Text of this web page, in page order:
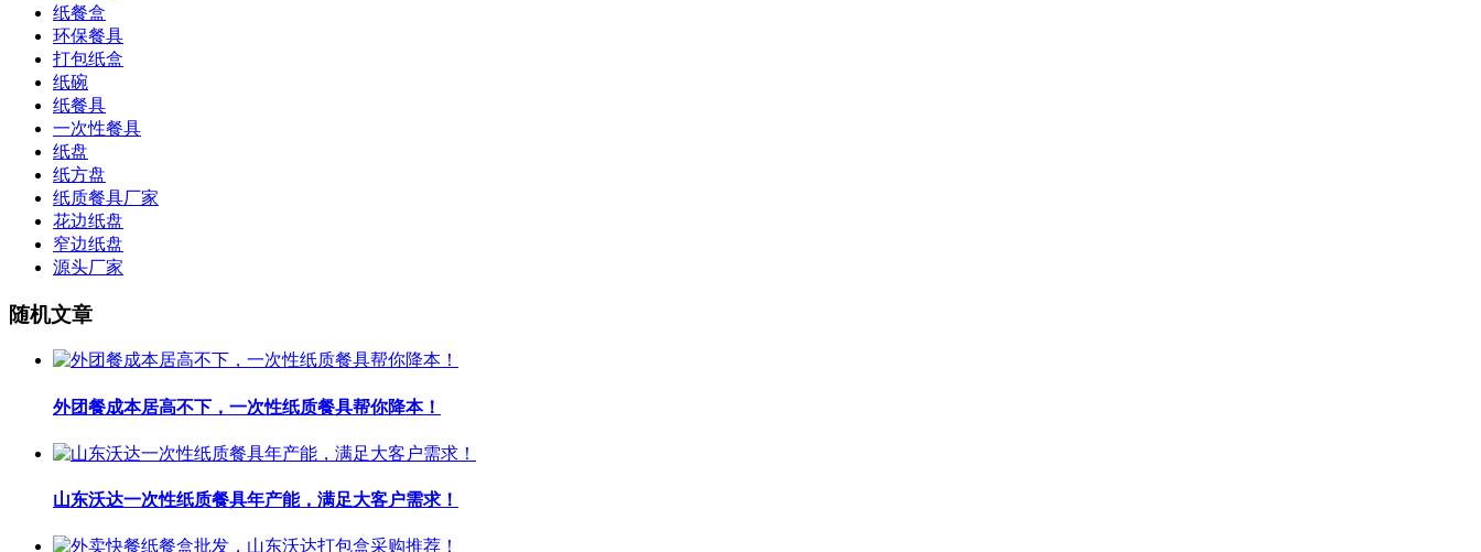
纸餐盒
环保餐具
打包纸盒
纸碗
纸餐具
一次性餐具
纸盘
纸方盘
纸质餐具厂家
花边纸盘
窄边纸盘
源头厂家
随机文章
外团餐成本居高不下，一次性纸质餐具帮你降本！
山东沃达一次性纸质餐具年产能，满足大客户需求！